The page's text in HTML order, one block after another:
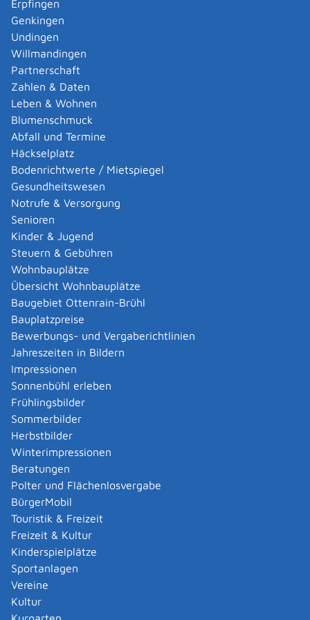
Erpfingen
Genkingen
Undingen
Willmandingen
Partnerschaft
Zahlen & Daten
Leben & Wohnen
Blumenschmuck
Abfall und Termine
Häckselplatz
Bodenrichtwerte / Mietspiegel
Gesundheitswesen
Notrufe & Versorgung
Senioren
Kinder & Jugend
Steuern & Gebühren
Wohnbauplätze
Übersicht Wohnbauplätze
Baugebiet Ottenrain-Brühl
Bauplatzpreise
Bewerbungs- und Vergaberichtlinien
Jahreszeiten in Bildern
Impressionen
Sonnenbühl erleben
Frühlingsbilder
Sommerbilder
Herbstbilder
Winterimpressionen
Beratungen
Polter und Flächenlosvergabe
BürgerMobil
Touristik & Freizeit
Freizeit & Kultur
Kinderspielplätze
Sportanlagen
Vereine
Kultur
Fällen (unter anderem bei Betrieben, die der
europäischen Industrieemissions-Richtlinie, der Störfall-
Verordnung oder dem Bergrecht unterliegen):
Die Abteilungen 5 - Umwelt der jeweils örtlich
zuständigen Regierungspräsidien sind die zuständigen
Immissionsschutzbehörden für Betriebsgelände, auf
denen:
mindestens eine Anlage, die in Spalte d des
Anhangs 1 der Verordnung über
genehmigungsbedürftige Anlagen mit dem
Buchstabe E gekennzeichnet ist,
mindestens ein Betriebsbereich nach § 3 Absatz 5a
Bundes-Immissionsschutzgesetz (BImSchG)
(Störfallbetrieb),
mindestens eine Anlage, die nach § 60 Absatz 3
Satz 1 Nummer 2 oder Nummer 3 des
Wasserhaushaltsgesetzes (WHG)
genehmigungsbedürftig ist oder
mindestens eine Deponie nach Artikel 10 in
Verbindung mit Anhang I der Richtlinie 2010/75/EU
des Europäischen Parlaments und des Rates vom
24. November 2010 über Industrieemissionen
(integrierte Vermeidung und Verminderung der
Umweltverschmutzung) in der jeweils geltenden
Fassung
vorhanden ist oder errichtet werden soll.
Die Abteilung 9 - Landesamt für Geologie, Rohstoffe
und Bergbau des Regierungspräsidiums Freiburg ist
darüber hinaus die landesweit zuständige
Immissionsschutzbehörde für:
Betriebsgelände einschließlich der darauf
befindlichen Anlagen und Tätigkeiten, die der
Bergaufsicht unterliegen,
Betriebsgelände mit Seilschwebebahnen und
Standseilbahnen, die dem Personenverkehr dienen,
Betriebsgelände mit Gashochdruckleitungen, die als